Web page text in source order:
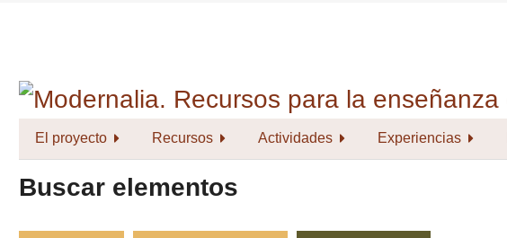
El proyecto Recursos Actividades Experiencias
Buscar elementos